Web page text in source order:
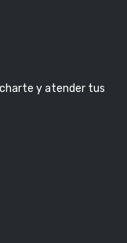
y atender tus